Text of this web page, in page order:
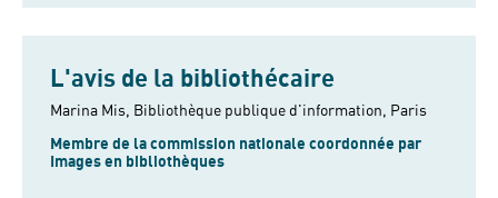
L'avis de la bibliothécaire
Marina Mis, Bibliothèque publique d'information, Paris
Membre de la commission nationale coordonnée par
Images en bibliothèques